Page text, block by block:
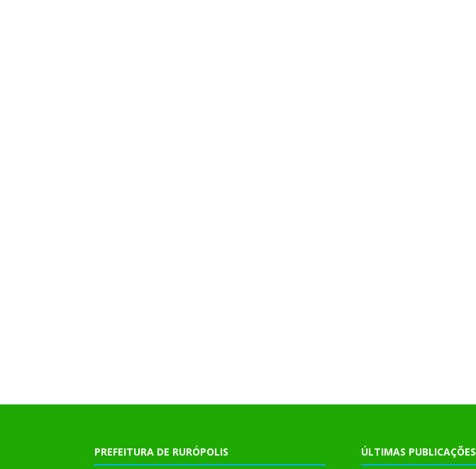
PREFEITURA DE RURÓPOLIS ÚLTIMAS PUBLICAÇÕES